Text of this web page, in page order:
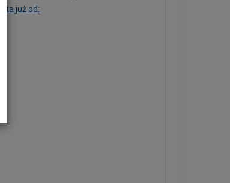
Rata już od: